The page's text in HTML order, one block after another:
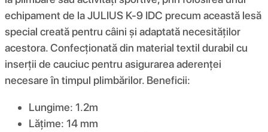
echipament de la JULIUS K-9 IDC precum această lesă
special creată pentru câini și adaptată necesităților
acestora. Confecționată din material textil durabil cu
inserții de cauciuc pentru asigurarea aderenței
necesare în timpul plimbărilor. Beneficii:
Lungime: 1.2m
Lățime: 14 mm